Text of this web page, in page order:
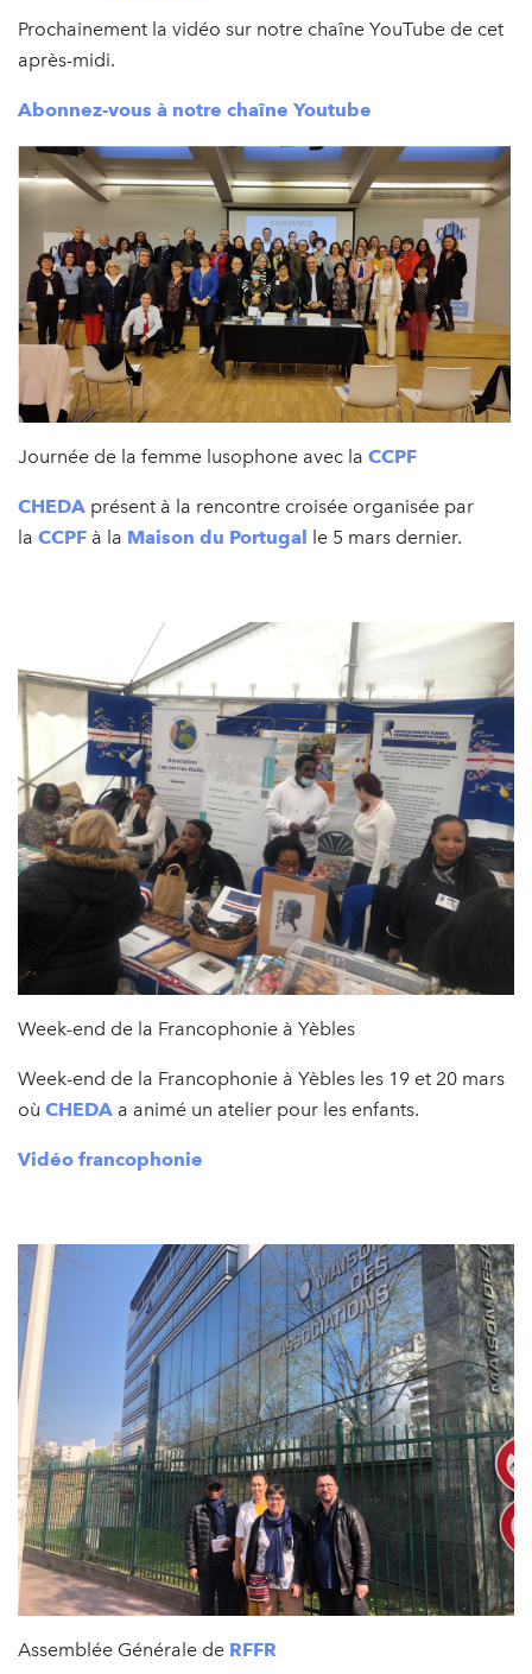
Prochainement la vidéo sur notre chaîne YouTube de cet
après-midi.
Abonnez-vous à notre chaîne Youtube
Journée de la femme lusophone avec la CCPF
CHEDA présent à la rencontre croisée organisée par
la CCPF à la Maison du Portugal le 5 mars dernier.
Week-end de la Francophonie à Yèbles
Week-end de la Francophonie à Yèbles les 19 et 20 mars
où CHEDA a animé un atelier pour les enfants.
Vidéo francophonie
Assemblée Générale de RFFR